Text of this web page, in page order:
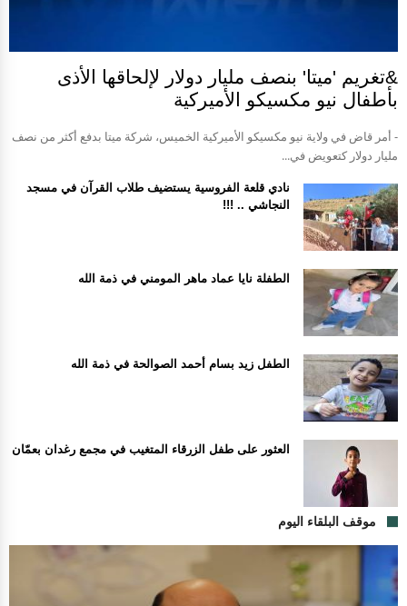
&تغريم 'ميتا' بنصف مليار دولار لإلحاقها الأذى
بأطفال نيو مكسيكو الأميركية
- أمر قاض في ولاية نيو مكسيكو الأميركية الخميس، شركة ميتا بدفع أكثر من نصف
مليار دولار كتعويض في...
نادي قلعة الفروسية يستضيف طلاب القرآن في مسجد
النجاشي .. !!!
الطفلة نايا عماد ماهر المومني في ذمة الله
الطفل زيد بسام أحمد الصوالحة في ذمة الله
العثور على طفل الزرقاء المتغيب في مجمع رغدان بعمّان
موقف البلقاء اليوم